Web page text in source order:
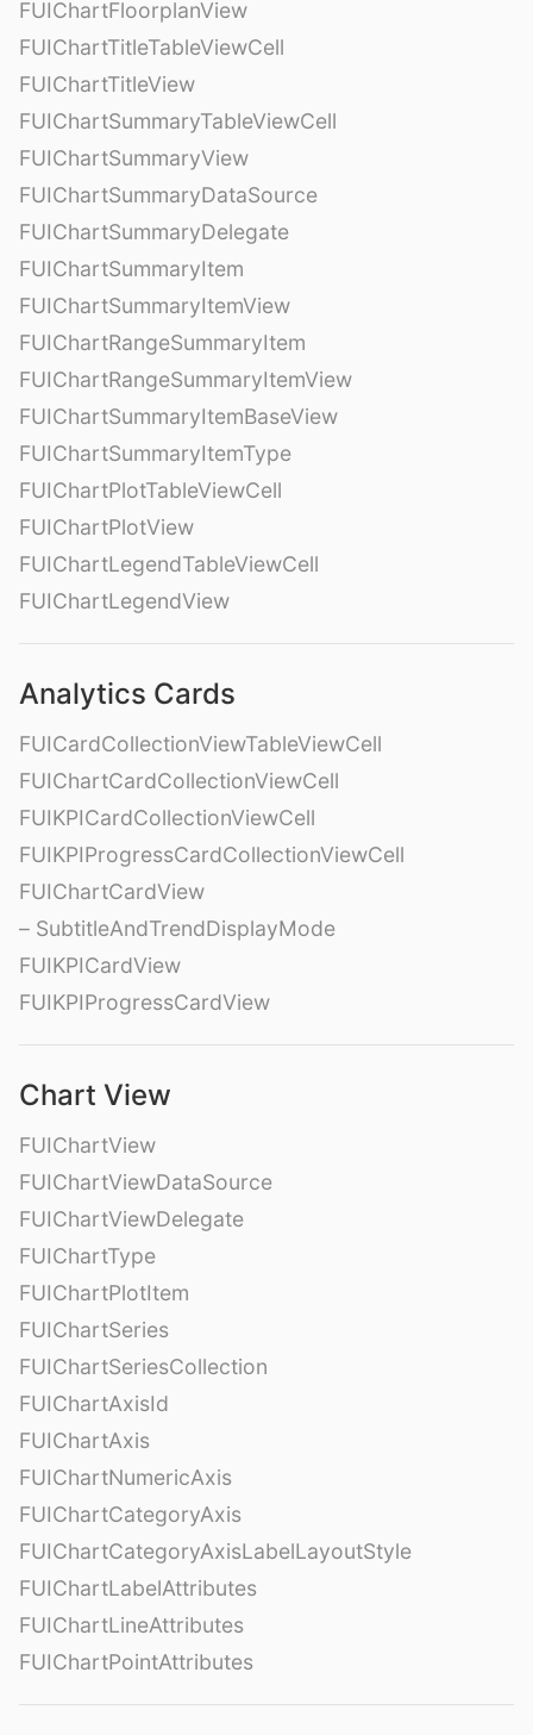
FUIChartFloorplanView
FUIChartTitleTableViewCell
FUIChartTitleView
FUIChartSummaryTableViewCell
FUIChartSummaryView
FUIChartSummaryDataSource
FUIChartSummaryDelegate
FUIChartSummaryItem
FUIChartSummaryItemView
FUIChartRangeSummaryItem
FUIChartRangeSummaryItemView
FUIChartSummaryItemBaseView
FUIChartSummaryItemType
FUIChartPlotTableViewCell
FUIChartPlotView
FUIChartLegendTableViewCell
FUIChartLegendView
Analytics Cards
FUICardCollectionViewTableViewCell
FUIChartCardCollectionViewCell
FUIKPICardCollectionViewCell
FUIKPIProgressCardCollectionViewCell
FUIChartCardView
– SubtitleAndTrendDisplayMode
FUIKPICardView
FUIKPIProgressCardView
Chart View
FUIChartView
FUIChartViewDataSource
FUIChartViewDelegate
FUIChartType
FUIChartPlotItem
FUIChartSeries
FUIChartSeriesCollection
FUIChartAxisId
FUIChartAxis
FUIChartNumericAxis
FUIChartCategoryAxis
FUIChartCategoryAxisLabelLayoutStyle
FUIChartLabelAttributes
FUIChartLineAttributes
FUIChartPointAttributes